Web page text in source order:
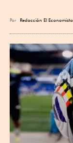
Por Redacción El Economista